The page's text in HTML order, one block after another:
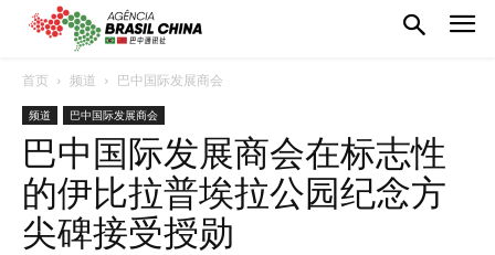
首页 频道 巴中国际发展商会
频道 巴中国际发展商会
巴中国际发展商会在标志性
的伊比拉普埃拉公园纪念方
尖碑接受授勋